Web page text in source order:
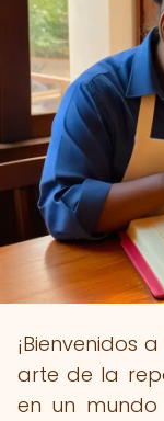
¡Bienvenidos a
arte de la
en un